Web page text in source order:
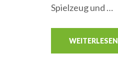
Spielzeug und …
WEITERLESEN